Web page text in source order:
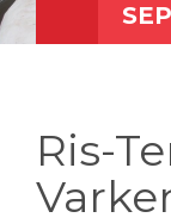
SEP
Ris-